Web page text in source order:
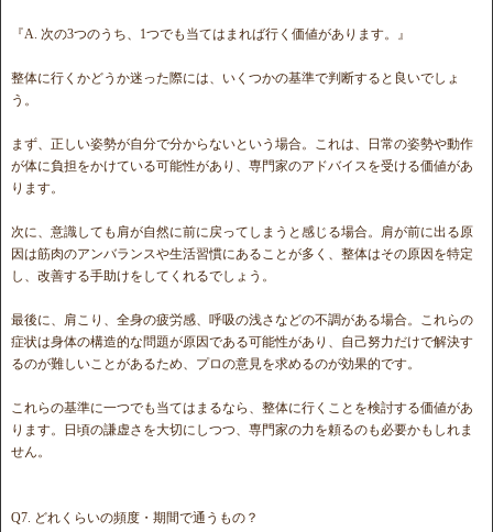
『A. 次の3つのうち、1つでも当てはまれば行く価値があります。』
整体に行くかどうか迷った際には、いくつかの基準で判断すると良いでしょ
う。
まず、正しい姿勢が自分で分からないという場合。これは、日常の姿勢や動作
が体に負担をかけている可能性があり、専門家のアドバイスを受ける価値があ
ります。
次に、意識しても肩が自然に前に戻ってしまうと感じる場合。肩が前に出る原
因は筋肉のアンバランスや生活習慣にあることが多く、整体はその原因を特定
し、改善する手助けをしてくれるでしょう。
最後に、肩こり、全身の疲労感、呼吸の浅さなどの不調がある場合。これらの
症状は身体の構造的な問題が原因である可能性があり、自己努力だけで解決す
るのが難しいことがあるため、プロの意見を求めるのが効果的です。
これらの基準に一つでも当てはまるなら、整体に行くことを検討する価値があ
ります。日頃の謙虚さを大切にしつつ、専門家の力を頼るのも必要かもしれま
せん。
Q7. どれくらいの頻度・期間で通うもの？